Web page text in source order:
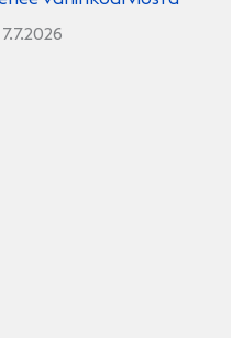
7.7.2026